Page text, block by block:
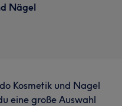
Nägel
Kosmetik und Nagel
eine große Auswahl